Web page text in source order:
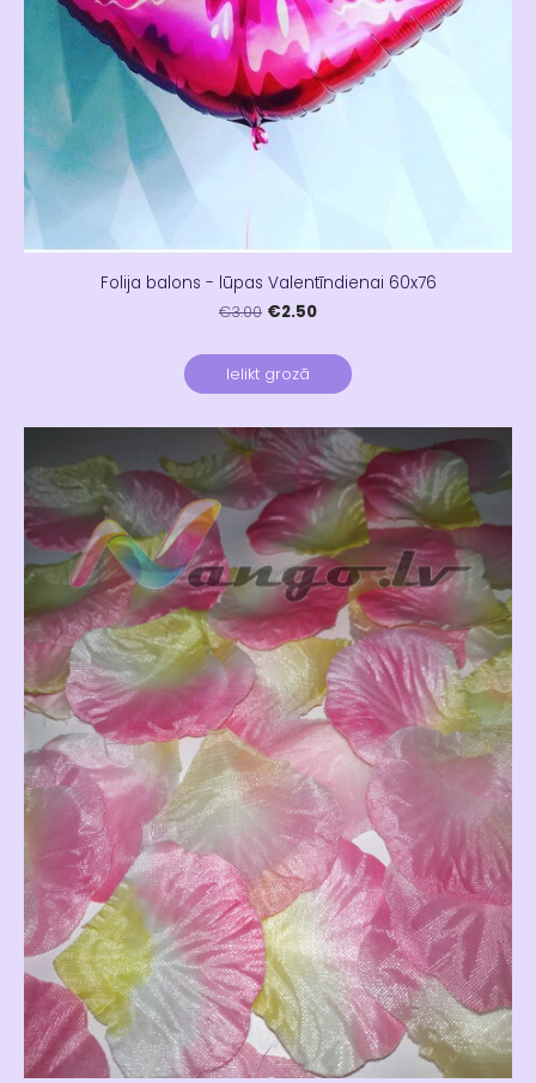
Folija balons - lūpas Valentīndienai 60x76
€3.00 €2.50
Ielikt grozā